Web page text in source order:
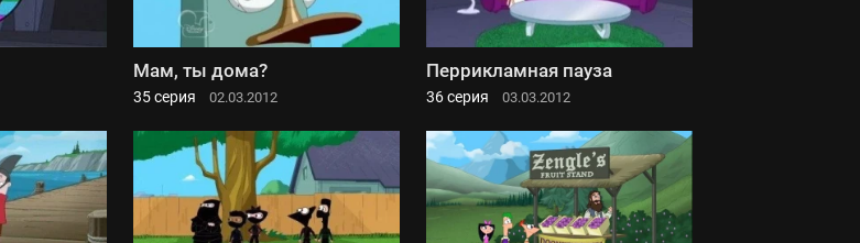
Мам, ты дома?
35 серия 02.03.2012
Перрикламная пауза
36 серия 03.03.2012